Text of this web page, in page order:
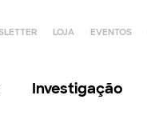
LOJA EVENTOS
Investigação